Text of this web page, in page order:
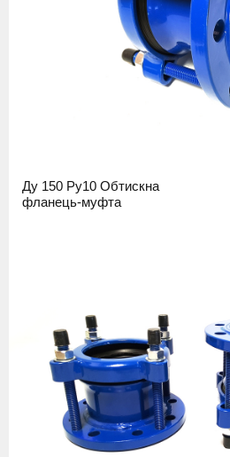
Ду 150 Ру10 Обтискна
фланець-муфта